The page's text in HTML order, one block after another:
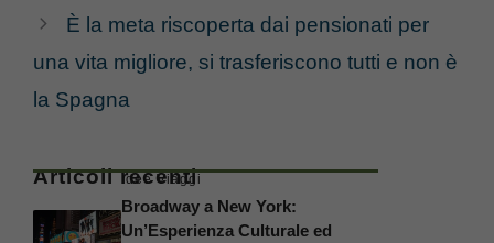
È la meta riscoperta dai pensionati per
una vita migliore, si trasferiscono tutti e non è
la Spagna
Articoli recenti
Idee Viaggi
Broadway a New York:
Un’Esperienza Culturale ed